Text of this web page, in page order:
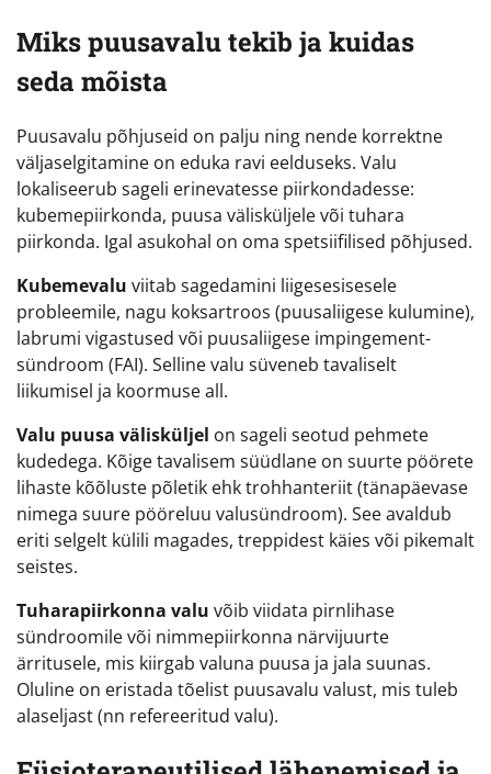
Miks puusavalu tekib ja kuidas
seda mõista
Puusavalu põhjuseid on palju ning nende korrektne
väljaselgitamine on eduka ravi eelduseks. Valu
lokaliseerub sageli erinevatesse piirkondadesse:
kubemepiirkonda, puusa välisküljele või tuhara
piirkonda. Igal asukohal on oma spetsiifilised põhjused.
Kubemevalu viitab sagedamini liigesesisesele
probleemile, nagu koksartroos (puusaliigese kulumine),
labrumi vigastused või puusaliigese impingement-
sündroom (FAI). Selline valu süveneb tavaliselt
liikumisel ja koormuse all.
Valu puusa välisküljel on sageli seotud pehmete
kudedega. Kõige tavalisem süüdlane on suurte pöörete
lihaste kõõluste põletik ehk trohhanteriit (tänapäevase
nimega suure pööreluu valusündroom). See avaldub
eriti selgelt külili magades, treppidest käies või pikemalt
seistes.
Tuharapiirkonna valu võib viidata pirnlihase
sündroomile või nimmepiirkonna närvijuurte
ärritusele, mis kiirgab valuna puusa ja jala suunas.
Oluline on eristada tõelist puusavalu valust, mis tuleb
alaseljast (nn refereeritud valu).